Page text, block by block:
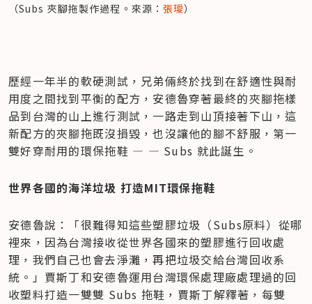
（Subs 夾腳拖製作過程。來源：張璦）
歷經一年半的軟硬測試，兄弟倆終於找到在舒適性與耐
用度之間找到平衡的配方，安德魯穿著最終的夾腳拖樣
品到台灣的山上進行測試，一路走到山頂接著下山，這
新配方的夾腳拖既沒損毀，也沒讓他的腳不舒服，第一
雙好穿耐用的環保拖鞋 — — Subs 就此誕生。
世界各國的海洋垃圾 打造MIT環保拖鞋
安德魯說：「很難得知這些塑膠垃圾（Subs原料）從哪
裡來，因為台灣接收從世界各國來的塑膠進行回收處
理，我們自己也會去淨灘，再把垃圾交給台灣回收系
統。」賈斯丁和安德魯運用台灣環保處理廠處理過的回
收塑料打造一雙雙 Subs 拖鞋，賈斯丁解釋著，每雙